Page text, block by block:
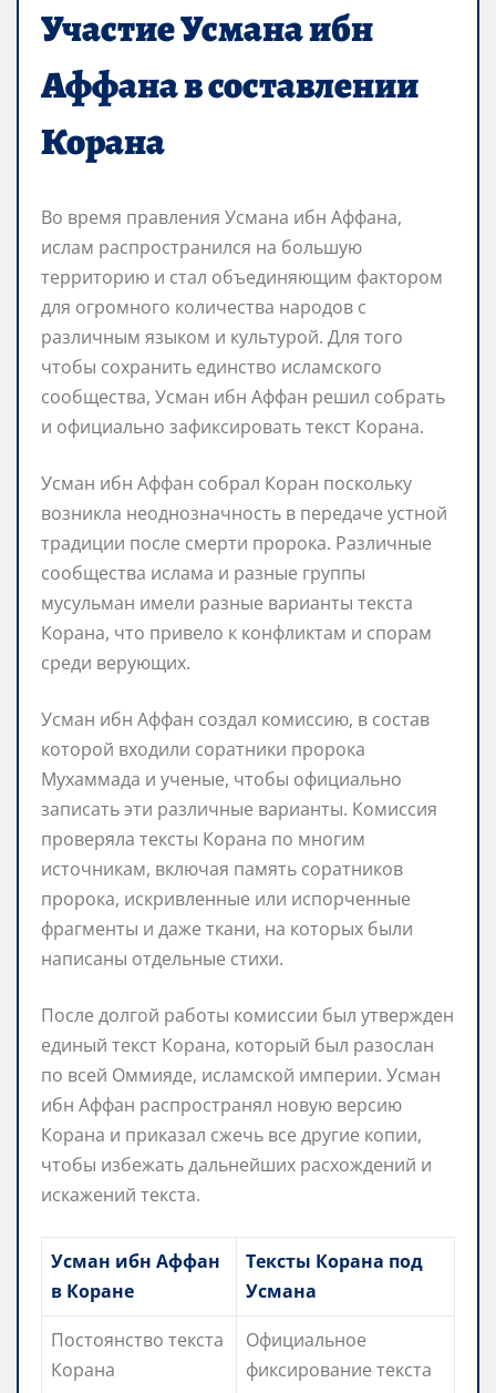
Участие Усмана ибн
Аффана в составлении
Корана
Во время правления Усмана ибн Аффана,
ислам распространился на большую
территорию и стал объединяющим фактором
для огромного количества народов с
различным языком и культурой. Для того
чтобы сохранить единство исламского
сообщества, Усман ибн Аффан решил собрать
и официально зафиксировать текст Корана.
Усман ибн Аффан собрал Коран поскольку
возникла неоднозначность в передаче устной
традиции после смерти пророка. Различные
сообщества ислама и разные группы
мусульман имели разные варианты текста
Корана, что привело к конфликтам и спорам
среди верующих.
Усман ибн Аффан создал комиссию, в состав
которой входили соратники пророка
Мухаммада и ученые, чтобы официально
записать эти различные варианты. Комиссия
проверяла тексты Корана по многим
источникам, включая память соратников
пророка, искривленные или испорченные
фрагменты и даже ткани, на которых были
написаны отдельные стихи.
После долгой работы комиссии был утвержден
единый текст Корана, который был разослан
по всей Оммияде, исламской империи. Усман
ибн Аффан распространял новую версию
Корана и приказал сжечь все другие копии,
чтобы избежать дальнейших расхождений и
искажений текста.
Усман ибн Аффан
в Коране
Тексты Корана под
Усмана
Постоянство текста
Корана
Официальное
фиксирование текста